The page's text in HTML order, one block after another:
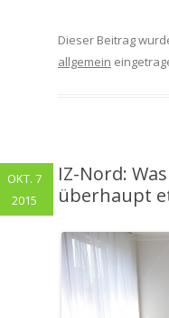
Dieser Beitrag
allgemein
IZ-Nord:
überhaupt
OKT. 7
2015